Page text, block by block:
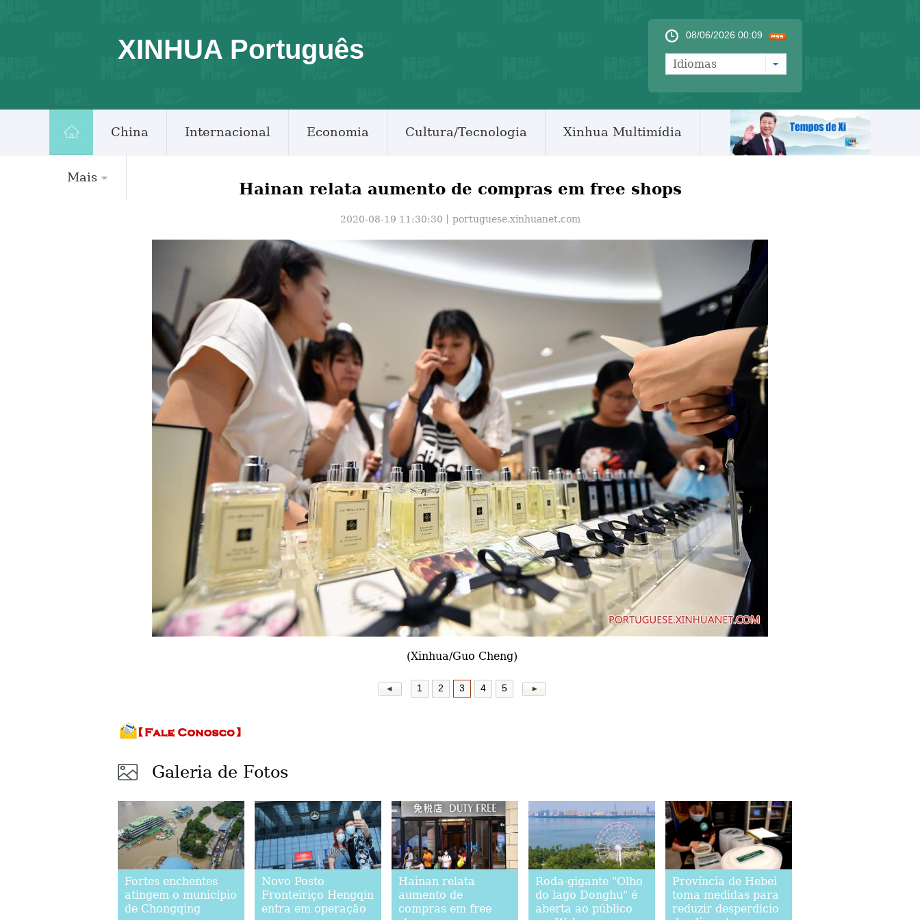
XINHUA Português 08/06/2026 00:09
Idiomas
China Internacional Economia Cultura/Tecnologia Xinhua Multimídia
Mais
Hainan relata aumento de compras em free shops
2020-08-19 11:30:30丨 portuguese.xinhuanet.com
(Xinhua/Guo Cheng)
1 2 3 4 5
Galeria de Fotos
Fortes enchentes
atingem o município
de Chongqing
Novo Posto
Fronteiriço Hengqin
entra em operação
Hainan relata
aumento de
compras em free
Roda-gigante "Olho
do lago Donghu" é
aberta ao público
Província de Hebei
toma medidas para
reduzir desperdício